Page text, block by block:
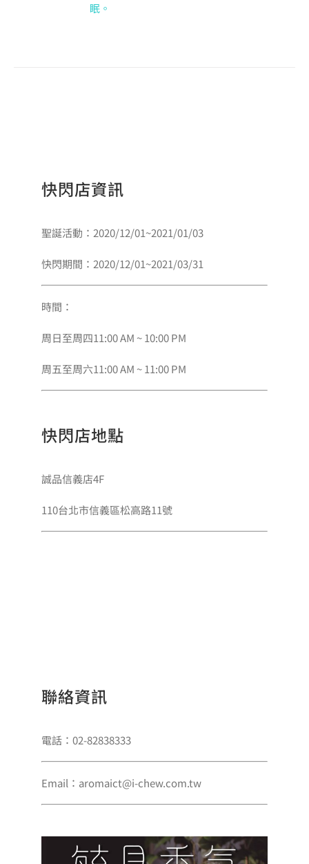
眠。
快閃店資訊
聖誕活動：2020/12/01~2021/01/03
快閃期間：2020/12/01~2021/03/31
時間：
周日至周四11:00 AM ~ 10:00 PM
周五至周六11:00 AM ~ 11:00 PM
快閃店地點
誠品信義店4F
110台北市信義區松高路11號
聯絡資訊
電話：02-82838333
Email：aromaict@i-chew.com.tw